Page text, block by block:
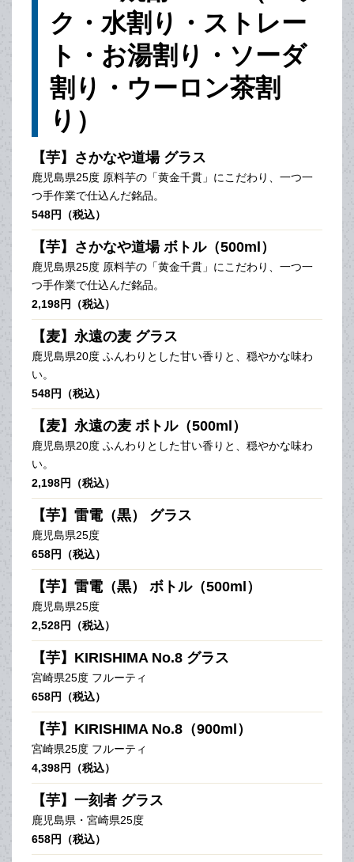
ク・水割り・ストレー
ト・お湯割り・ソーダ
割り・ウーロン茶割
り）
【芋】さかなや道場 グラス
鹿児島県25度 原料芋の「黄金千貫」にこだわり、一つ一
つ手作業で仕込んだ銘品。
548円（税込）
【芋】さかなや道場 ボトル（500ml）
鹿児島県25度 原料芋の「黄金千貫」にこだわり、一つ一
つ手作業で仕込んだ銘品。
2,198円（税込）
【麦】永遠の麦 グラス
鹿児島県20度 ふんわりとした甘い香りと、穏やかな味わ
い。
548円（税込）
【麦】永遠の麦 ボトル（500ml）
鹿児島県20度 ふんわりとした甘い香りと、穏やかな味わ
い。
2,198円（税込）
【芋】雷電（黒） グラス
鹿児島県25度
658円（税込）
【芋】雷電（黒） ボトル（500ml）
鹿児島県25度
2,528円（税込）
【芋】KIRISHIMA No.8 グラス
宮崎県25度 フルーティ
658円（税込）
【芋】KIRISHIMA No.8（900ml）
宮崎県25度 フルーティ
4,398円（税込）
【芋】一刻者 グラス
鹿児島県・宮崎県25度
658円（税込）